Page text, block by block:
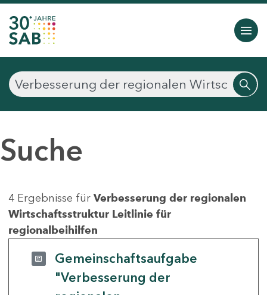
Suche
4 Ergebnisse für Verbesserung der regionalen
Wirtschaftsstruktur Leitlinie für
regionalbeihilfen
Gemeinschaftsaufgabe
"Verbesserung der